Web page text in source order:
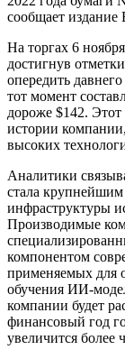
сообщает издание
На торгах 6
достигнув
опередить
тот момент
дороже $142.
истории
высоких
Аналитики
стала
инфраструктуры
Производимые
компонентом
применяемых для
обучения ИИ-
компании будет
финансовый год
увеличится более